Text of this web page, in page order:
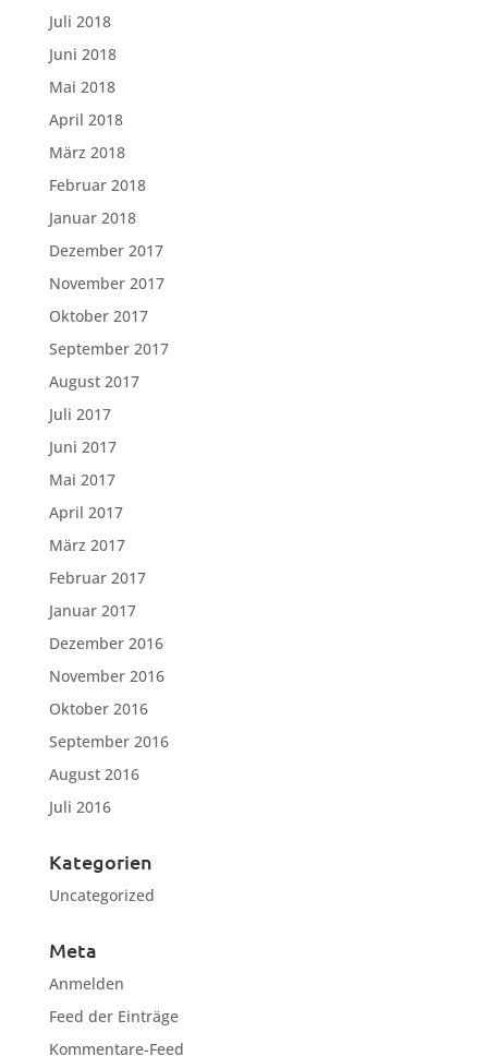
Juli 2018
Juni 2018
Mai 2018
April 2018
März 2018
Februar 2018
Januar 2018
Dezember 2017
November 2017
Oktober 2017
September 2017
August 2017
Juli 2017
Juni 2017
Mai 2017
April 2017
März 2017
Februar 2017
Januar 2017
Dezember 2016
November 2016
Oktober 2016
September 2016
August 2016
Juli 2016
Kategorien
Uncategorized
Meta
Anmelden
Feed der Einträge
Kommentare-Feed